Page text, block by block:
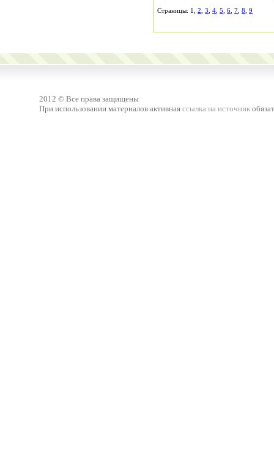
Страницы: 1, 2 3 4 5 6 7 8 9
2012 © Все права защищены
При использовании материалов активная ссылка на источник